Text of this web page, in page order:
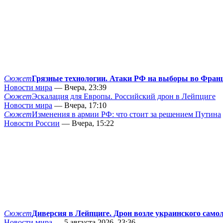
СюжетГрязные технологии. Атаки РФ на выборы во
Новости мира — Вчера, 23:39
СюжетЭскалация для Европы. Российский дрон в Лейпциге
Новости мира — Вчера, 17:10
СюжетИзменения в армии РФ: что стоит за решением Путина
Новости России — Вчера, 15:22
СюжетДиверсия в Лейпциге. Дрон возле украинского